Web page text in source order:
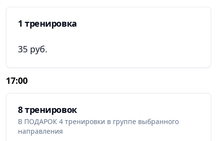
1 тренировка
35 руб.
17:00
8 тренировок
В ПОДАРОК 4 тренировки в группе выбранного
направления